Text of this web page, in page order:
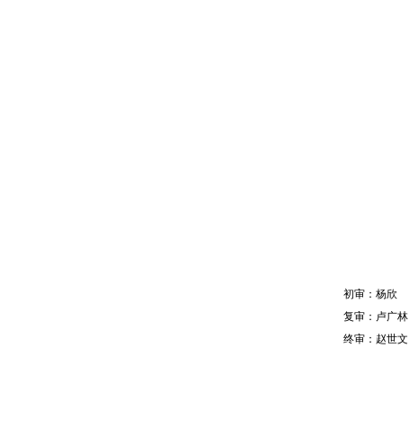
初审：杨欣
复审：卢广林
终审：赵世文